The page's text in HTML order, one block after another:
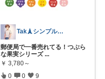
Tak🗼シンプルで健康的な暮らし
郵便局で一番売れてる！つぶら
な果実シリーズ ...
￥ 3,780～
0 0 9